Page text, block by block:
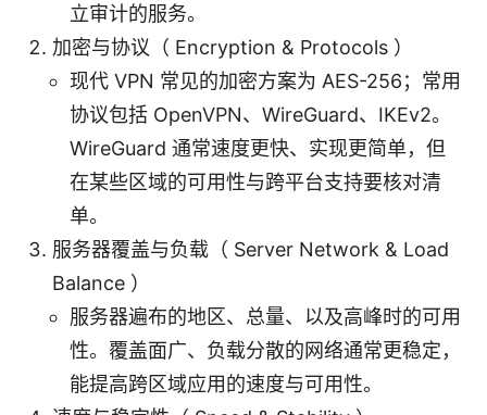
立审计的服务。
加密与协议（ Encryption & Protocols ）
现代 VPN 常见的加密方案为 AES-256；常用
协议包括 OpenVPN、WireGuard、IKEv2。
WireGuard 通常速度更快、实现更简单，但
在某些区域的可用性与跨平台支持要核对清
单。
服务器覆盖与负载（ Server Network & Load
Balance ）
服务器遍布的地区、总量、以及高峰时的可用
性。覆盖面广、负载分散的网络通常更稳定，
能提高跨区域应用的速度与可用性。